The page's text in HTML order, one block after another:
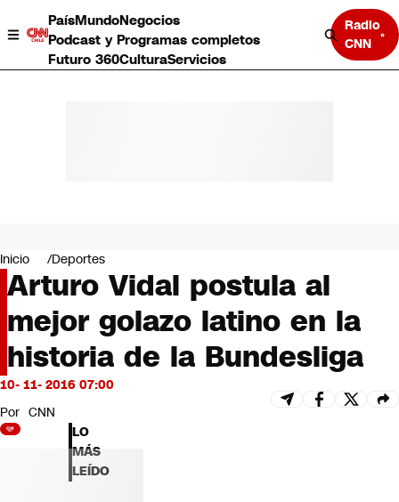
PaísMundoNegocios
Podcast y Programas completos
Futuro 360CulturaServicios
Radio
CNN
Negocios
Deportes
Programas completos
Cultura
Servicios
Bits
CNN tiempo
Futuro 360
Opinión
Inicio Deportes
Arturo Vidal postula al
mejor golazo latino en la
historia de la Bundesliga
10- 11- 2016 07:00
Por CNN
LO
MÁS
LEÍDO